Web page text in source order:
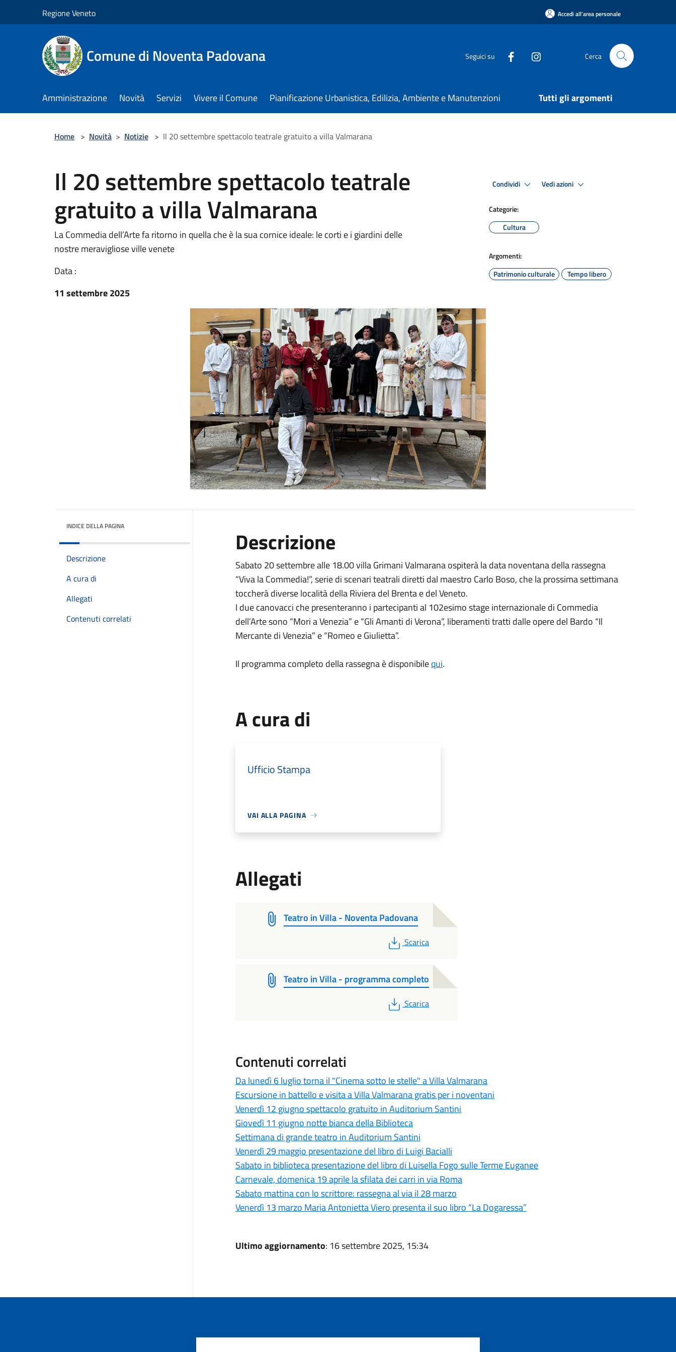
Regione Veneto Accedi all'area personale
Comune di Noventa Padovana Seguici su Cerca
Amministrazione Novità Servizi Vivere il Comune Pianificazione Urbanistica, Edilizia, Ambiente e Manutenzioni Tutti gli argomenti
Home > Novità > Notizie > Il 20 settembre spettacolo teatrale gratuito a villa Valmarana
Il 20 settembre spettacolo teatrale
gratuito a villa Valmarana
La Commedia dell’Arte fa ritorno in quella che è la sua cornice ideale: le corti e i giardini delle
nostre meravigliose ville venete
Data :
11 settembre 2025
Condividi Vedi azioni
Categorie:
Cultura
Argomenti:
Patrimonio culturale
Tempo libero
INDICE DELLA PAGINA
Descrizione
A cura di
Allegati
Contenuti correlati
Descrizione
Sabato 20 settembre alle 18.00 villa Grimani Valmarana ospiterà la data noventana della rassegna
“Viva la Commedia!”, serie di scenari teatrali diretti dal maestro Carlo Boso, che la prossima settimana
toccherà diverse località della Riviera del Brenta e del Veneto.
I due canovacci che presenteranno i partecipanti al 102esimo stage internazionale di Commedia
dell’Arte sono “Mori a Venezia” e “Gli Amanti di Verona”, liberamenti tratti dalle opere del Bardo “Il
Mercante di Venezia” e “Romeo e Giulietta”.
Il programma completo della rassegna è disponibilequi.
A cura di
Ufficio Stampa
VAI ALLA PAGINA
Allegati
Teatro in Villa - Noventa Padovana
PDF
Scarica
Teatro in Villa - programma completo
PDF
Scarica
Contenuti correlati
Da lunedì 6 luglio torna il "Cinema sotto le stelle" a Villa Valmarana
Escursione in battello e visita a Villa Valmarana gratis per i noventani
Venerdì 12 giugno spettacolo gratuito in Auditorium Santini
Giovedì 11 giugno notte bianca della Biblioteca
Settimana di grande teatro in Auditorium Santini
Venerdì 29 maggio presentazione del libro di Luigi Bacialli
Sabato in biblioteca presentazione del libro di Luisella Fogo sulle Terme Euganee
Carnevale, domenica 19 aprile la sfilata dei carri in via Roma
Sabato mattina con lo scrittore: rassegna al via il 28 marzo
Venerdì 13 marzo Maria Antonietta Viero presenta il suo libro “La Dogaressa”
Ultimo aggiornamento: 16 settembre 2025, 15:34